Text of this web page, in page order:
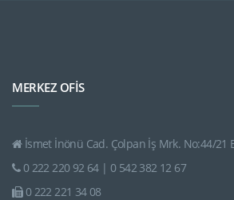
MERKEZ OFİS
İsmet İnönü Cad. Çolpan İş Mrk. No:44/21
0 222 220 92 64 | 0 542 382 12 67
0 222 221 34 08